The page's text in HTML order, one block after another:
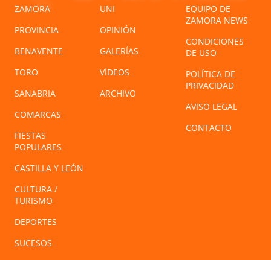
ZAMORA
PROVINCIA
BENAVENTE
TORO
SANABRIA
COMARCAS
FIESTAS
POPULARES
CASTILLA Y LEÓN
CULTURA /
TURISMO
DEPORTES
SUCESOS
UNI
OPINIÓN
GALERÍAS
VÍDEOS
ARCHIVO
EQUIPO DE
ZAMORA NEWS
CONDICIONES
DE USO
POLÍTICA DE
PRIVACIDAD
AVISO LEGAL
CONTACTO